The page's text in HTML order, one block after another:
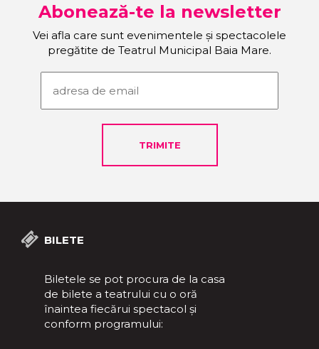
Abonează-te la newsletter
Vei afla care sunt evenimentele și spectacolele
pregătite de Teatrul Municipal Baia Mare.
BILETE
Biletele se pot procura de la casa
de bilete a teatrului cu o oră
înaintea fiecărui spectacol și
conform programului: